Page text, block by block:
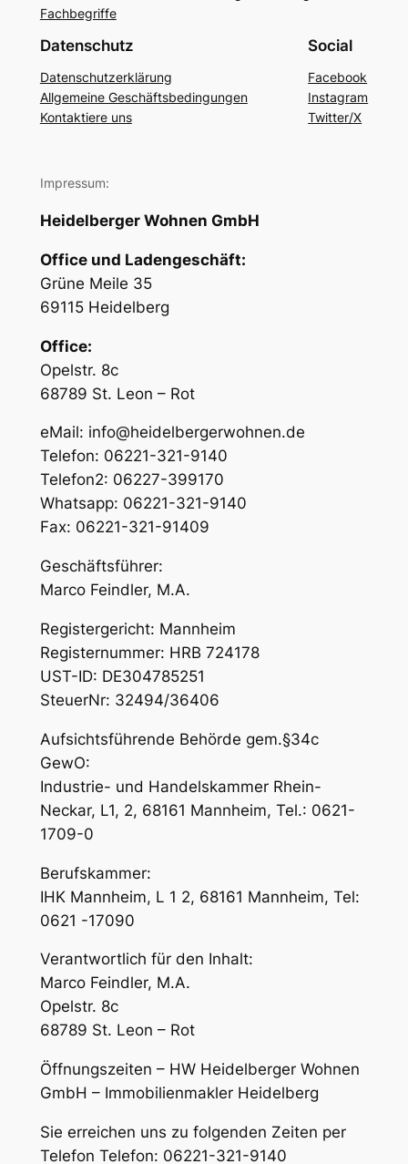
Fachbegriffe
Datenschutz
Datenschutzerklärung
Allgemeine Geschäftsbedingungen
Kontaktiere uns
Social
Facebook
Instagram
Twitter/X
Impressum:
Heidelberger Wohnen GmbH
Office und Ladengeschäft:
Grüne Meile 35
69115 Heidelberg
Office:
Opelstr. 8c
68789 St. Leon – Rot
eMail: info@heidelbergerwohnen.de
Telefon: 06221-321-9140
Telefon2: 06227-399170
Whatsapp: 06221-321-9140
Fax: 06221-321-91409
Geschäftsführer:
Marco Feindler, M.A.
Registergericht: Mannheim
Registernummer: HRB 724178
UST-ID: DE304785251
SteuerNr: 32494/36406
Aufsichtsführende Behörde gem.§34c
GewO:
Industrie- und Handelskammer Rhein-
Neckar, L1, 2, 68161 Mannheim, Tel.: 0621-
1709-0
Berufskammer:
IHK Mannheim, L 1 2, 68161 Mannheim, Tel:
0621 -17090
Verantwortlich für den Inhalt:
Marco Feindler, M.A.
Opelstr. 8c
68789 St. Leon – Rot
Öffnungszeiten – HW Heidelberger Wohnen
GmbH – Immobilienmakler Heidelberg
Sie erreichen uns zu folgenden Zeiten per
Telefon Telefon: 06221-321-9140